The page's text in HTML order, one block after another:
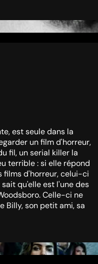
est seule dans la
un film d'horreur,
fil, un serial killer la
terrible : si elle répond
films d'horreur, celui-ci
qu'elle est l'une des
Celle-ci ne
Billy, son petit ami, sa